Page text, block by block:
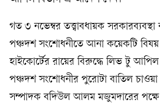
গত ৩ নভেম্বর তত্ত্বাবধায়ক সরকারব্যবস্থা
পঞ্চদশ সংশোধনীতে আনা কয়েকটি
হাইকোর্টের রায়ের বিরুদ্ধে লিভ টু
পঞ্চদশ সংশোধনীর পুরোটা বাতিল
সম্পাদক বদিউল আলম মজুমদারের